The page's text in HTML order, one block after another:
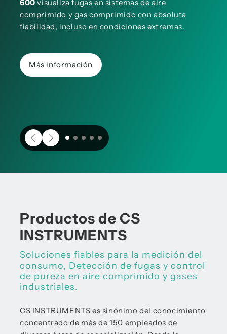
600 visualiza fugas en sistemas de aire
comprimido y gas comprimido con absoluta
fiabilidad, incluso en condiciones extremas.
Más información
Productos de CS
INSTRUMENTS
Soluciones fiables para la medición del
consumo, Detección de fugas y control
de pureza en aire comprimido y gases
industriales.
CS INSTRUMENTS es sinónimo del conocimiento
concentrado de más de 150 empleados de